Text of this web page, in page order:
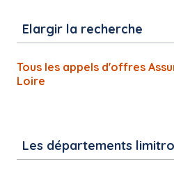
Elargir la recherche
Tous les appels d'offres
Loire
Les départements